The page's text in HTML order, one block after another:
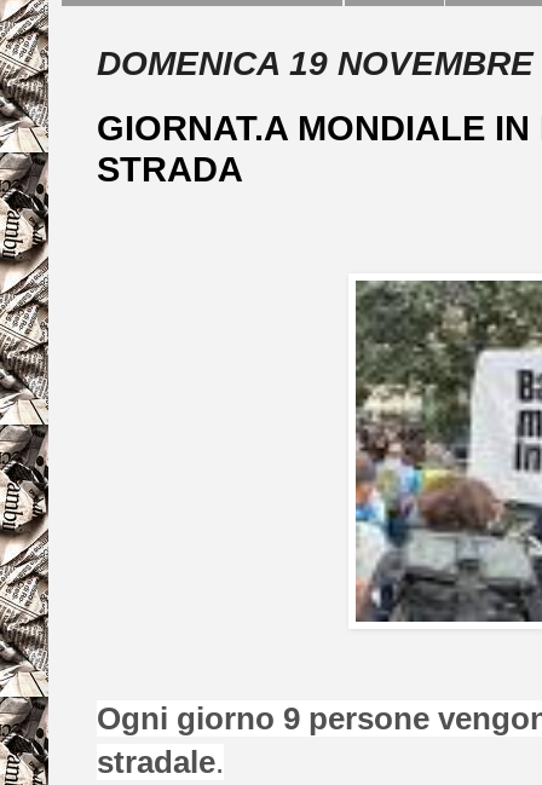
DOMENICA 19
GIORNAT.A MONDIALE
STRADA
Ogni giorno 9 persone
stradale.